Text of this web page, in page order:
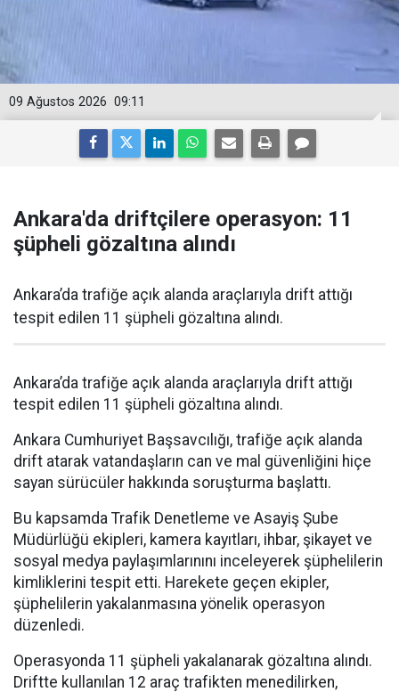
09:11
09 Ağustos 2026
Ankara'da driftçilere operasyon: 11
şüpheli gözaltına alındı
Ankara’da trafiğe açık alanda araçlarıyla drift attığı
tespit edilen 11 şüpheli gözaltına alındı.
Ankara’da trafiğe açık alanda araçlarıyla drift attığı
tespit edilen 11 şüpheli gözaltına alındı.
Ankara Cumhuriyet Başsavcılığı, trafiğe açık alanda
drift atarak vatandaşların can ve mal güvenliğini hiçe
sayan sürücüler hakkında soruşturma başlattı.
Bu kapsamda Trafik Denetleme ve Asayiş Şube
Müdürlüğü ekipleri, kamera kayıtları, ihbar, şikayet ve
sosyal medya paylaşımlarınını inceleyerek şüphelilerin
kimliklerini tespit etti. Harekete geçen ekipler,
şüphelilerin yakalanmasına yönelik operasyon
düzenledi.
Operasyonda 11 şüpheli yakalanarak gözaltına alındı.
Driftte kullanılan 12 araç trafikten menedilirken,